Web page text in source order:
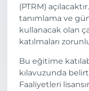
(PTRM)
tanımlama ve
kullanacak olan
katılmaları
Bu eğitime
kılavuzunda
Faaliyetleri